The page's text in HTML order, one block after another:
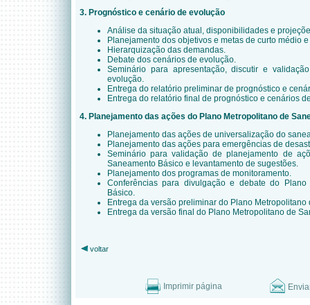
3. Prognóstico e cenário de evolução
Análise da situação atual, disponibilidades e
Planejamento dos objetivos e metas de curto médio
Hierarquização das demandas.
Debate dos cenários de evolução.
Seminário para apresentação, discutir e
evolução.
Entrega do relatório preliminar de prognóstico e
Entrega do relatório final de prognóstico e cenários
4. Planejamento das ações do Plano Metropolitano de
Planejamento das ações de universalização do
Planejamento das ações para emergências de
Seminário para validação de planejamento de
Saneamento Básico e levantamento de sugestões.
Planejamento dos programas de monitoramento.
Conferências para divulgação e debate do Plano
Básico.
Entrega da versão preliminar do Plano
Entrega da versão final do Plano Metropolitano de
voltar
Imprimir página